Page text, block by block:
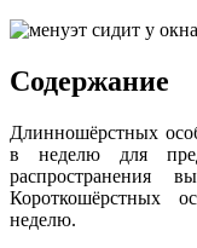
Содержание
Длинношёрстных
в неделю для
распространения
Короткошёрстных
неделю.